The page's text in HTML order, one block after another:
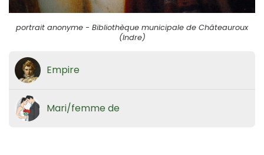
portrait anonyme - Bibliothèque municipale de Châteauroux
(Indre)
Empire
Mari/femme de